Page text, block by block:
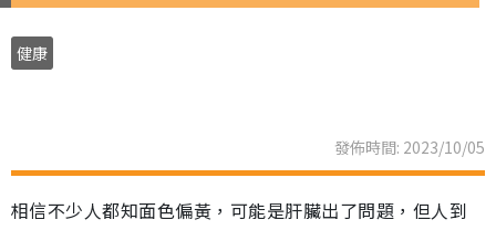
健康
發佈時間: 2023/10/05
相信不少人都知面色偏黃，可能是肝臟出了問題，但人到